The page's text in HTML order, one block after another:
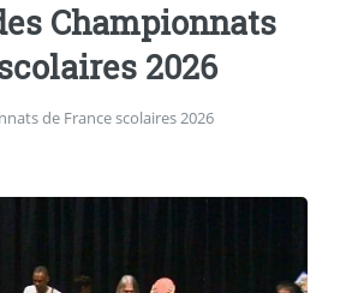
Championnats
2026
de France scolaires 2026